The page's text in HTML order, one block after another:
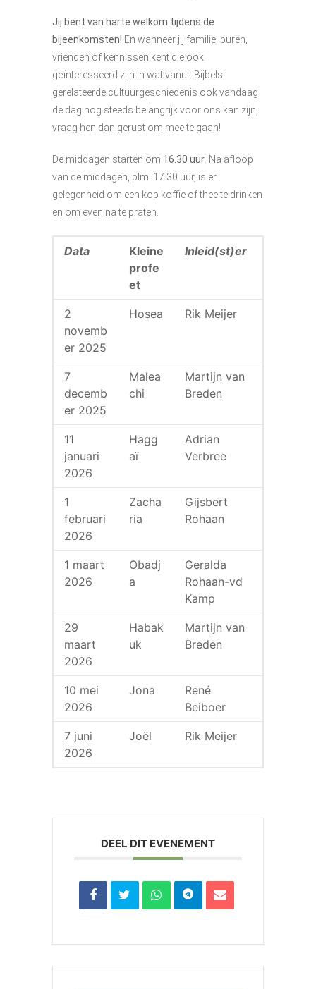
Jij bent van harte welkom tijdens de
bijeenkomsten! En wanneer jij familie, buren,
vrienden of kennissen kent die ook
geïnteresseerd zijn in wat vanuit Bijbels
gerelateerde cultuurgeschiedenis ook vandaag
de dag nog steeds belangrijk voor ons kan zijn,
vraag hen dan gerust om mee te gaan!
De middagen starten om 16.30 uur . Na afloop
van de middagen, plm. 17.30 uur, is er
gelegenheid om een kop koffie of thee te drinken
en om even na te praten.
Data
Kleine
profe
et
Inleid(st)er
2
novemb
er 2025
Hosea Rik Meijer
7
decemb
er 2025
Malea
chi
Martijn van
Breden
11
januari
2026
Hagg
aï
Adrian
Verbree
1
februari
2026
Zacha
ria
Gijsbert
Rohaan
1 maart
2026
Obadj
a
Geralda
Rohaan-vd
Kamp
29
maart
2026
Habak
uk
Martijn van
Breden
10 mei
2026
Jona
René
Beiboer
7 juni
2026
Joël Rik Meijer
DEEL DIT EVENEMENT